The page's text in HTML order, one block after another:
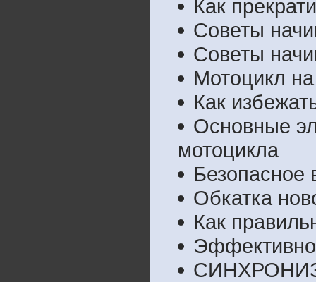
Как
Советы
Советы
Мотоцикл
Как
Основные
мотоцикла
Безопасное
Обкатка
Как